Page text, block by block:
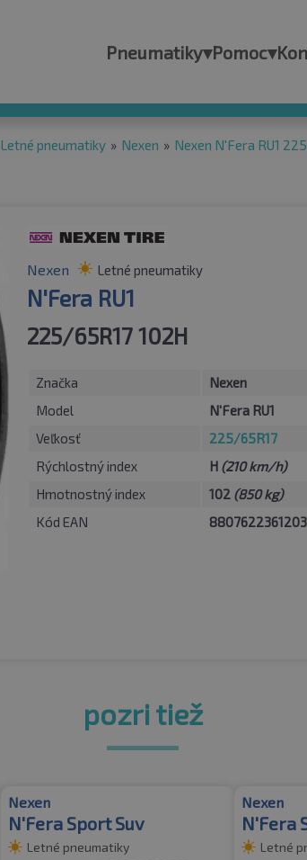
Pneumatiky▾Pomoc▾
Letné pneumatiky » Nexen » Nexen N'Fera RU1
Nexen Letné pneumatiky
N'Fera RU1
225/65R17 102H
Značka
Nexen
Model
N'Fera RU1
Veľkosť
225/65R17
Rýchlostný index
H (210 km/h)
Hmotnostný index
102 (850 kg)
Kód EAN
8807622361203
pozri tiež
Nexen
N'Fera Sport Suv
Letné pneumatiky
Nexen
N'Fera
Letné